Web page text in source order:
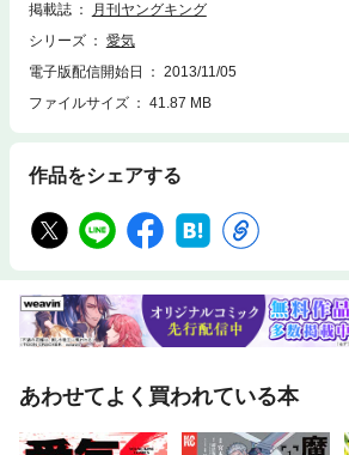
掲載誌
月刊ヤングキング
シリーズ
愛気
電子版配信開始日
2013/11/05
ファイルサイズ
41.87 MB
作品をシェアする
あわせてよく買われている本